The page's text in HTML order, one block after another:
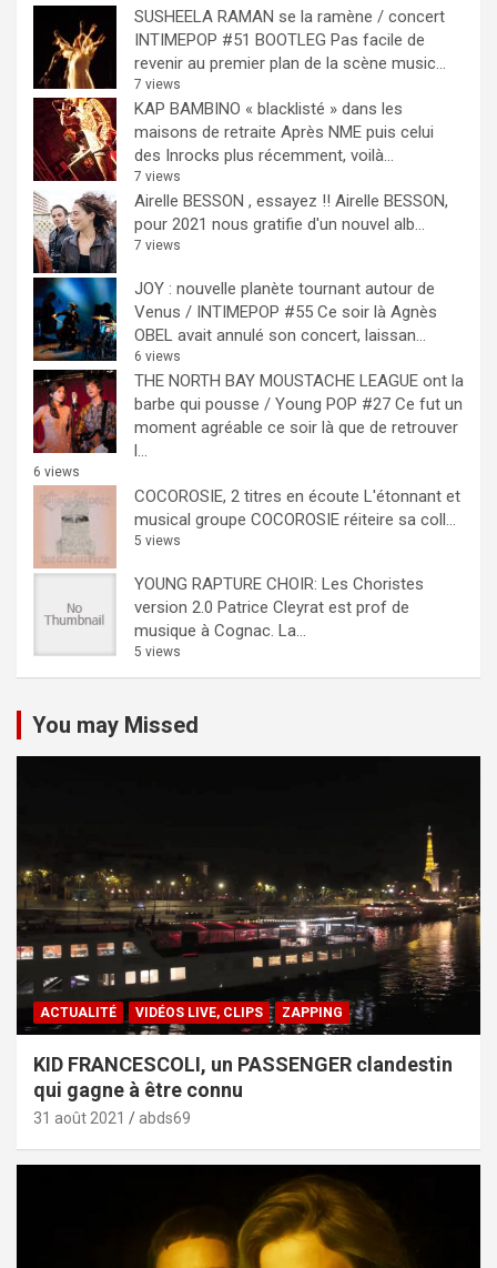
SUSHEELA RAMAN se la ramène / concert
INTIMEPOP #51 BOOTLEG Pas facile de
revenir au premier plan de la scène music...
7 views
KAP BAMBINO « blacklisté » dans les
maisons de retraite Après NME puis celui
des Inrocks plus récemment, voilà...
7 views
Airelle BESSON , essayez !! Airelle BESSON,
pour 2021 nous gratifie d'un nouvel alb...
7 views
JOY : nouvelle planète tournant autour de
Venus / INTIMEPOP #55 Ce soir là Agnès
OBEL avait annulé son concert, laissan...
6 views
THE NORTH BAY MOUSTACHE LEAGUE ont la
barbe qui pousse / Young POP #27 Ce fut un
moment agréable ce soir là que de retrouver
l...
6 views
COCOROSIE, 2 titres en écoute L'étonnant et
musical groupe COCOROSIE réiteire sa coll...
5 views
YOUNG RAPTURE CHOIR: Les Choristes
version 2.0 Patrice Cleyrat est prof de
musique à Cognac. La...
5 views
You may Missed
ACTUALITÉ VIDÉOS LIVE, CLIPS ZAPPING
KID FRANCESCOLI, un PASSENGER clandestin
qui gagne à être connu
31 août 2021 abds69